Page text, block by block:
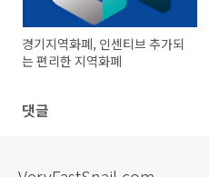
경기지역화폐, 인센티브 추가되
는 편리한 지역화폐
댓글